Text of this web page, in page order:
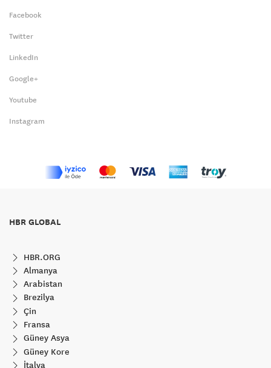
Facebook
Twitter
LinkedIn
Google+
Youtube
Instagram
HBR GLOBAL
HBR.ORG
Almanya
Arabistan
Brezilya
Çin
Fransa
Güney Asya
Güney Kore
İtalya